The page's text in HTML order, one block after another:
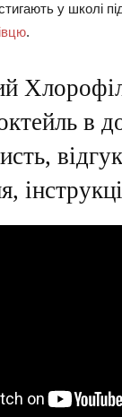
у школі
.
в